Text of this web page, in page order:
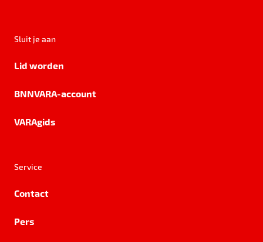
Sluit je aan
Lid worden
BNNVARA-account
VARAgids
Service
Contact
Pers